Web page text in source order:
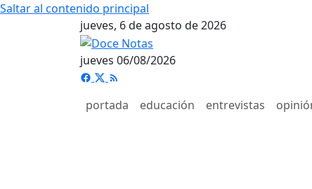
Saltar al contenido principal
jueves, 6 de agosto de 2026
jueves 06/08/2026
portada educación entrevistas